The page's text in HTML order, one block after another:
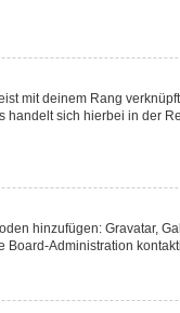
mit deinem Rang
sich hierbei in der
hinzufügen: Gravatar,
Board-Administration